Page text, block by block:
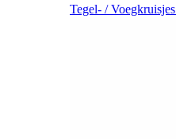
Tegel- / Voegkruisjes